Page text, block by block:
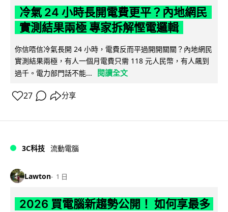
冷氣 24 小時長開電費更平？內地網民
實測結果兩極 專家拆解慳電邏輯
你信唔信冷氣長開 24 小時，電費反而平過開開關關？內地網民
實測結果兩極，有人一個月電費只需 118 元人民幣，有人飆到
過千。電力部門話不能...
閱讀全文
27 分享
3C科技 流動電腦
Lawton 1 日
2026 買電腦新趨勢公開！ 如何享最多